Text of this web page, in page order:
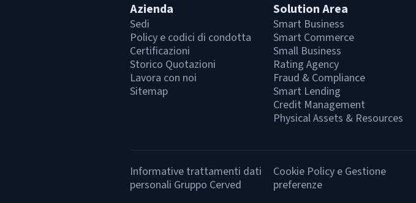
Azienda
Sedi
Policy e codici di condotta
Certificazioni
Storico Quotazioni
Lavora con noi
Sitemap
Solution Area
Smart Business
Smart Commerce
Small Business
Rating Agency
Fraud & Compliance
Smart Lending
Credit Management
Physical Assets & Resources
Informative trattamenti dati
personali Gruppo Cerved
Cookie Policy e Gestione
preferenze